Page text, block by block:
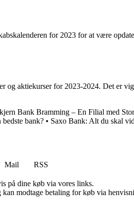
for 2023 for at være
aktiekurser for 2023-2024. Det er
Bank Bramming – En Filial med
bank? • Saxo Bank: Alt du skal
Mail
RSS
på dine køb via vores links.
modtage betaling for køb via